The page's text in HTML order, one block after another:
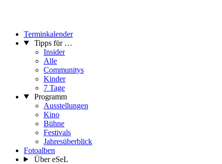
Terminkalender
Tipps für …
Insider
Alle
Communitys
Kinder
7 Tage
Programm
Ausstellungen
Kino
Bühne
Festivals
Jahresüberblick
Fotoalben
Über eSeL